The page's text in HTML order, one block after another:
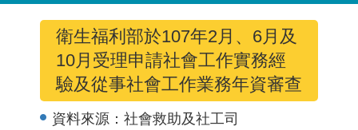
衛生福利部於107年2月、6月及
10月受理申請社會工作實務經
驗及從事社會工作業務年資審查
資料來源： 社會救助及社工司